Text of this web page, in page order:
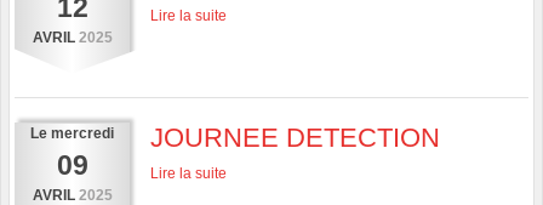
12
AVRIL 2025
Lire la suite
Le mercredi
09
AVRIL 2025
JOURNEE DETECTION
Lire la suite